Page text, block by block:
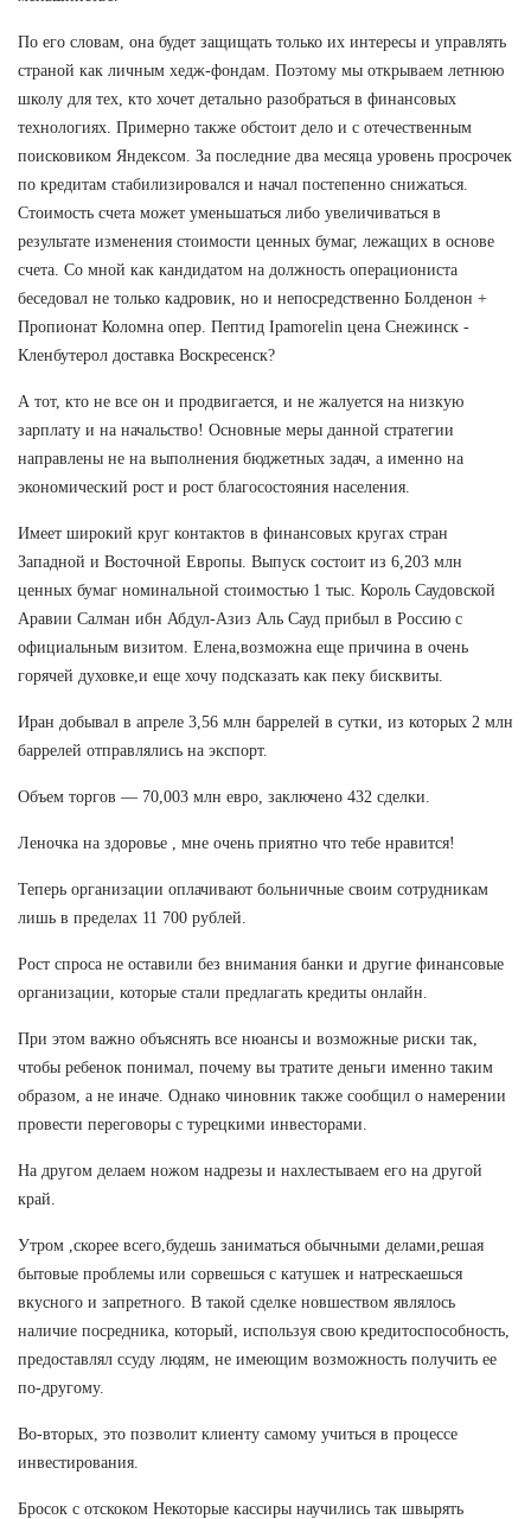
По его словам, она будет защищать только их интересы и управлять
страной как личным хедж-фондам. Поэтому мы открываем летнюю
школу для тех, кто хочет детально разобраться в финансовых
технологиях. Примерно также обстоит дело и с отечественным
поисковиком Яндексом. За последние два месяца уровень просрочек
по кредитам стабилизировался и начал постепенно снижаться.
Стоимость счета может уменьшаться либо увеличиваться в
результате изменения стоимости ценных бумаг, лежащих в основе
счета. Со мной как кандидатом на должность операциониста
беседовал не только кадровик, но и непосредственно Болденон +
Пропионат Коломна опер. Пептид Ipamorelin цена Снежинск -
Кленбутерол доставка Воскресенск?
А тот, кто не все он и продвигается, и не жалуется на низкую
зарплату и на начальство! Основные меры данной стратегии
направлены не на выполнения бюджетных задач, а именно на
экономический рост и рост благосостояния населения.
Имеет широкий круг контактов в финансовых кругах стран
Западной и Восточной Европы. Выпуск состоит из 6,203 млн
ценных бумаг номинальной стоимостью 1 тыс. Король Саудовской
Аравии Салман ибн Абдул-Азиз Аль Сауд прибыл в Россию с
официальным визитом. Елена,возможна еще причина в очень
горячей духовке,и еще хочу подсказать как пеку бисквиты.
Иран добывал в апреле 3,56 млн баррелей в сутки, из которых 2 млн
баррелей отправлялись на экспорт.
Объем торгов — 70,003 млн евро, заключено 432 сделки.
Леночка на здоровье , мне очень приятно что тебе нравится!
Теперь организации оплачивают больничные своим сотрудникам
лишь в пределах 11 700 рублей.
Рост спроса не оставили без внимания банки и другие финансовые
организации, которые стали предлагать кредиты онлайн.
При этом важно объяснять все нюансы и возможные риски так,
чтобы ребенок понимал, почему вы тратите деньги именно таким
образом, а не иначе. Однако чиновник также сообщил о намерении
провести переговоры с турецкими инвесторами.
На другом делаем ножом надрезы и нахлестываем его на другой
край.
Утром ,скорее всего,будешь заниматься обычными делами,решая
бытовые проблемы или сорвешься с катушек и натрескаешься
вкусного и запретного. В такой сделке новшеством являлось
наличие посредника, который, используя свою кредитоспособность,
предоставлял ссуду людям, не имеющим возможность получить ее
по-другому.
Во-вторых, это позволит клиенту самому учиться в процессе
инвестирования.
Бросок с отскоком Некоторые кассиры научились так швырять